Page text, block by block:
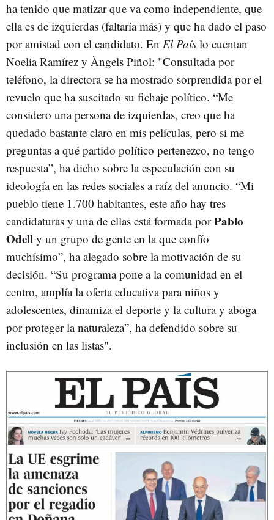
ha tenido que matizar que va como independiente, que
ella es de izquierdas (faltaría más) y que ha dado el paso
por amistad con el candidato. En El País lo cuentan
Noelia Ramírez y Àngels Piñol: "Consultada por
teléfono, la directora se ha mostrado sorprendida por el
revuelo que ha suscitado su fichaje político. “Me
considero una persona de izquierdas, creo que ha
quedado bastante claro en mis películas, pero si me
preguntas a qué partido político pertenezco, no tengo
respuesta”, ha dicho sobre la especulación con su
ideología en las redes sociales a raíz del anuncio. “Mi
pueblo tiene 1.700 habitantes, este año hay tres
candidaturas y una de ellas está formada porPablo
Odell y un grupo de gente en la que confío
muchísimo”, ha alegado sobre la motivación de su
decisión. “Su programa pone a la comunidad en el
centro, amplía la oferta educativa para niños y
adolescentes, dinamiza el deporte y la cultura y aboga
por proteger la naturaleza”, ha defendido sobre su
inclusión en las listas".